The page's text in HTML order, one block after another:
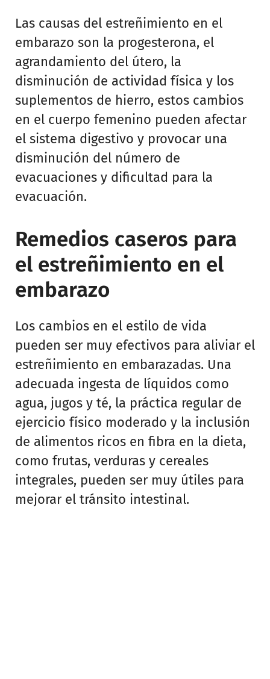
Las causas del estreñimiento en el
embarazo son la progesterona, el
agrandamiento del útero, la
disminución de actividad física y los
suplementos de hierro, estos cambios
en el cuerpo femenino pueden afectar
el sistema digestivo y provocar una
disminución del número de
evacuaciones y dificultad para la
evacuación.
Remedios caseros para
el estreñimiento en el
embarazo
Los cambios en el estilo de vida
pueden ser muy efectivos para aliviar el
estreñimiento en embarazadas. Una
adecuada ingesta de líquidos como
agua, jugos y té, la práctica regular de
ejercicio físico moderado y la inclusión
de alimentos ricos en fibra en la dieta,
como frutas, verduras y cereales
integrales, pueden ser muy útiles para
mejorar el tránsito intestinal.